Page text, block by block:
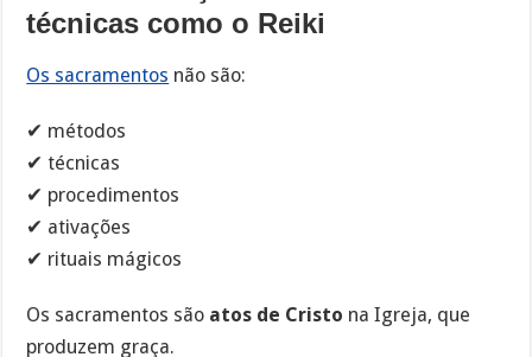
técnicas como o Reiki
Os sacramentos não são:
✔ métodos
✔ técnicas
✔ procedimentos
✔ ativações
✔ rituais mágicos
Os sacramentos são atos de Cristo na Igreja, que
produzem graça.